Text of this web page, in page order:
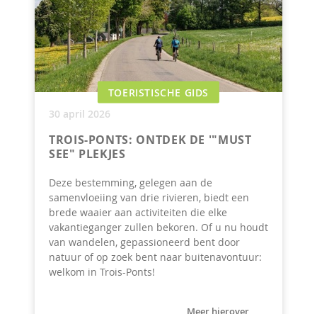
TOERISTISCHE GIDS
30 april 2026
TROIS-PONTS: ONTDEK DE '"MUST
SEE" PLEKJES
Deze bestemming, gelegen aan de
samenvloeiing van drie rivieren, biedt een
brede waaier aan activiteiten die elke
vakantieganger zullen bekoren. Of u nu houdt
van wandelen, gepassioneerd bent door
natuur of op zoek bent naar buitenavontuur:
welkom in Trois-Ponts!
Meer hierover